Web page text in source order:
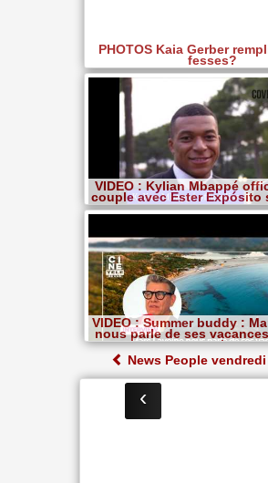
PHOTOS Kaia Gerber
fesses?
VIDEO : Kylian Mbappé
couple avec Ester Expósito
VIDEO : Summer buddy :
nous parle de ses
amour pour le
News People vendredi
‹